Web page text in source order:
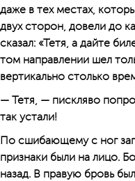
даже в тех местах,
двух сторон, довели до
сказал: «Тетя, а дайте
том направлении шел
вертикально столько
— Тетя, — пискляво
так устали!
По сшибающему с ног
признаки были на лицо.
назад. В правую бровь